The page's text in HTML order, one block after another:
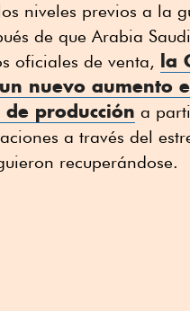
niveles previos a la
de que Arabia
oficiales de venta, la
nuevo aumento
producción a
a través del
recuperándose.